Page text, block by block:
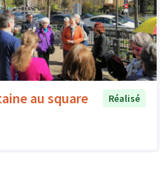
au square
Réalisé